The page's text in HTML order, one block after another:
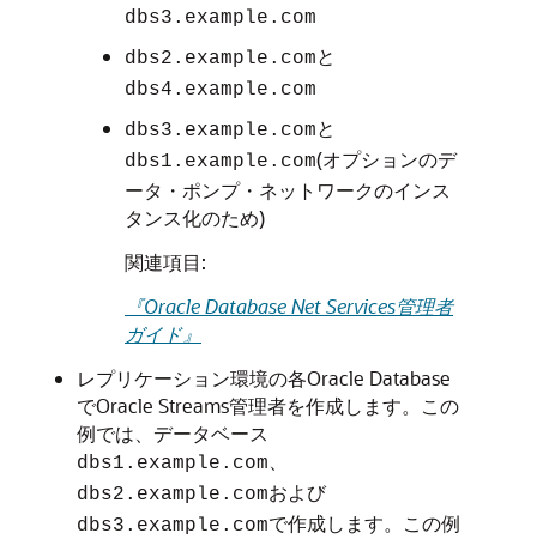
dbs3.example.com
dbs2.example.comと
dbs4.example.com
dbs3.example.comと
dbs1.example.com(オプションのデ
ータ・ポンプ・ネットワークのインス
タンス化のため)
関連項目:
『Oracle Database Net Services管理者
ガイド』
レプリケーション環境の各Oracle Database
でOracle Streams管理者を作成します。この
例では、データベース
dbs1.example.com、
dbs2.example.comおよび
dbs3.example.comで作成します。この例